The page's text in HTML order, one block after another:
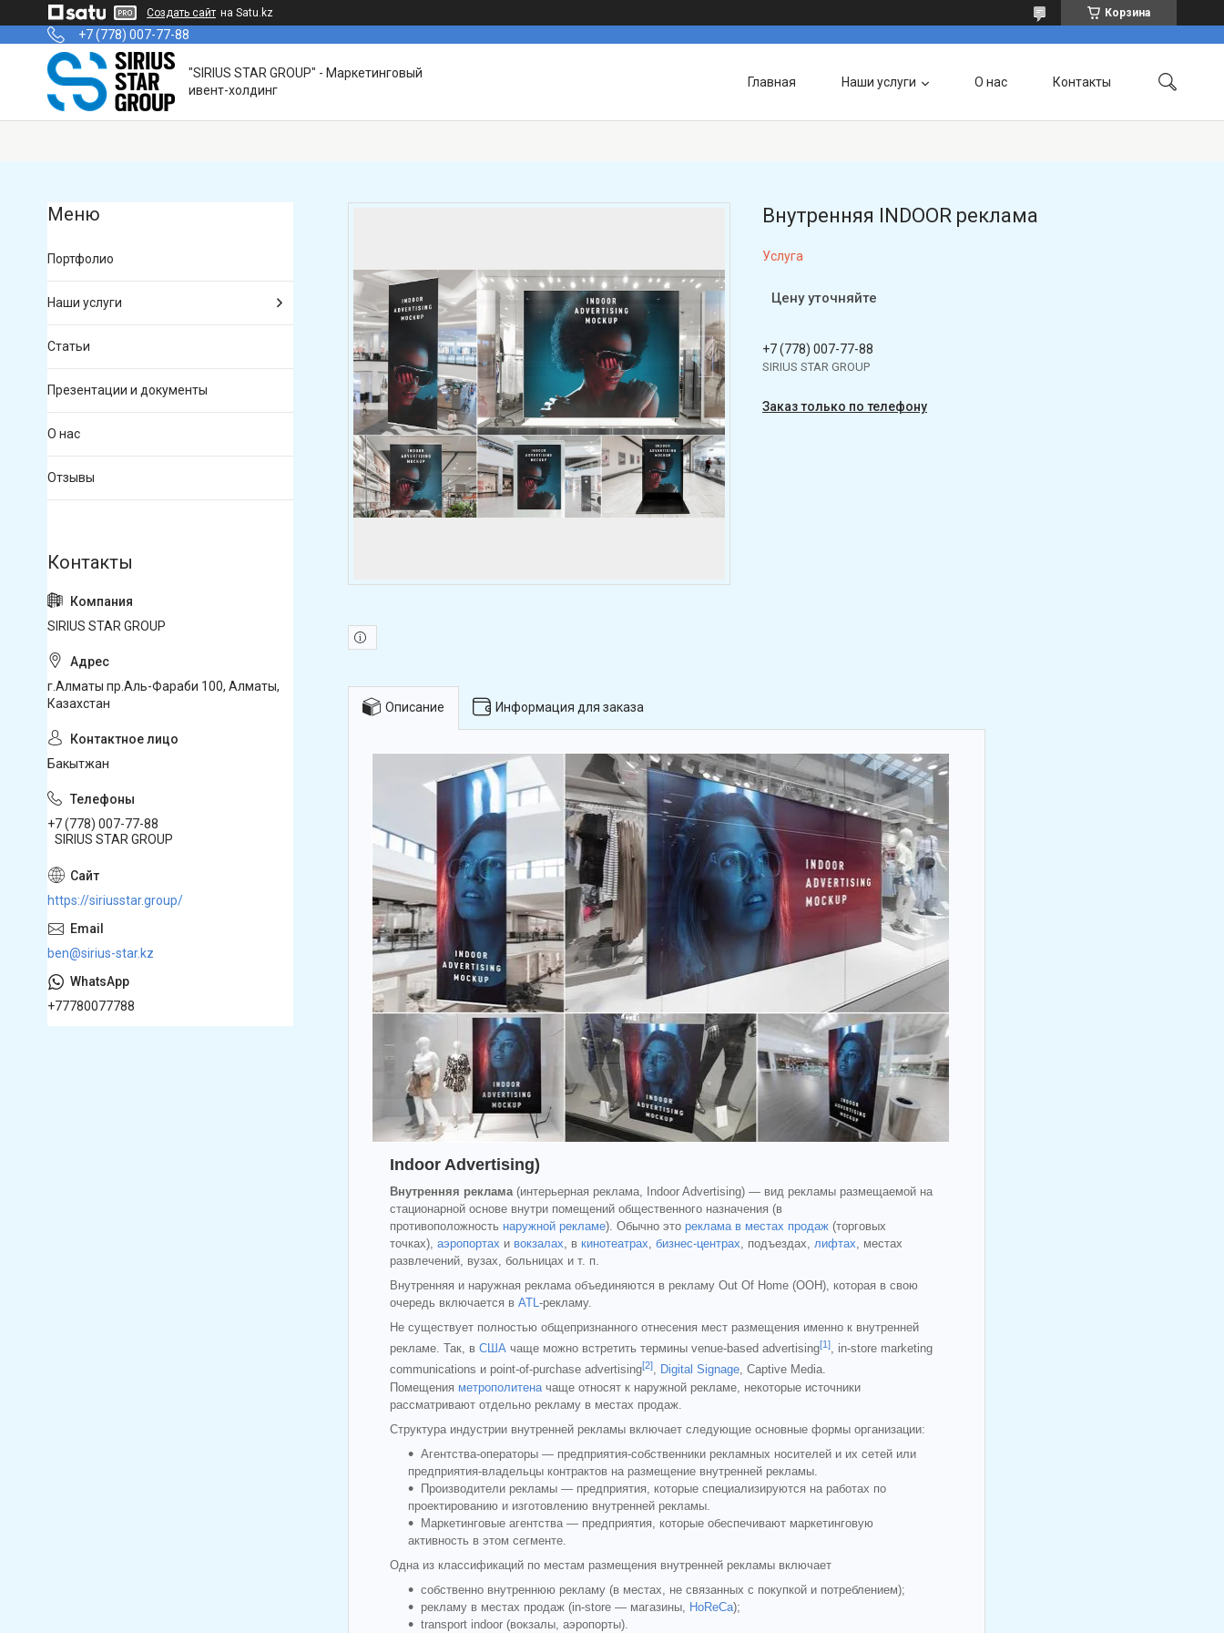
Создать сайт на Satu.kz Корзина
+7 (778) 007-77-88
"SIRIUS STAR GROUP" - Маркетинговый
ивент-холдинг
Главная Наши услуги О нас Контакты
Внутренняя INDOOR реклама
Услуга
Цену уточняйте
+7 (778) 007-77-88
SIRIUS STAR GROUP
Заказ только по телефону
Описание Информация для заказа
Indoor Advertising)
Внутренняя реклама(интерьерная реклама, Indoor Advertising) — вид рекламы размещаемой на
стационарной основе внутри помещений общественного назначения (в
противоположность наружной рекламе). Обычно это реклама в местах продаж (торговых
точках), аэропортах и вокзалах, в кинотеатрах, бизнес-центрах, подъездах, лифтах, местах
развлечений, вузах, больницах и т. п.
Внутренняя и наружная реклама объединяются в рекламу Out Of Home (OOH), которая в свою
очередь включается в ATL-рекламу.
Не существует полностью общепризнанного отнесения мест размещения именно к внутренней
рекламе. Так, в США чаще можно встретить термины venue-based advertising[1], in-store marketing
communications и point-of-purchase advertising[2], Digital Signage, Captive Media.
Помещения метрополитена чаще относят к наружной рекламе, некоторые источники
рассматривают отдельно рекламу в местах продаж.
Структура индустрии внутренней рекламы включает следующие основные формы организации:
Агентства-операторы — предприятия-собственники рекламных носителей и их сетей или
предприятия-владельцы контрактов на размещение внутренней рекламы.
Производители рекламы — предприятия, которые специализируются на работах по
проектированию и изготовлению внутренней рекламы.
Маркетинговые агентства — предприятия, которые обеспечивают маркетинговую
активность в этом сегменте.
Одна из классификаций по местам размещения внутренней рекламы включает
собственно внутреннюю рекламу (в местах, не связанных с покупкой и потреблением);
рекламу в местах продаж (in-store — магазины, HoReCa);
transport indoor (вокзалы, аэропорты).
Портфолио
Наши услуги
Статьи
Презентации и документы
О нас
Отзывы
SIRIUS STAR GROUP
г.Алматы пр.Аль-Фараби 100, Алматы,
Казахстан
Бакытжан
+7 (778) 007-77-88
SIRIUS STAR GROUP
https://siriusstar.group/
ben@sirius-star.kz
+77780077788